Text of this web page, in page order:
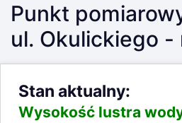
Punkt
ul. Okulickiego -
Stan aktualny:
Wysokość lustra